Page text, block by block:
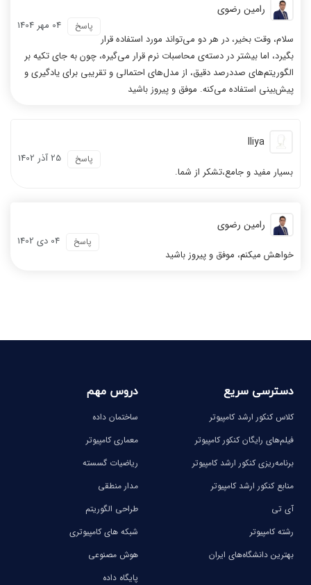
رامین رضوی
04 مهر 1404 پاسخ
سلام، وقت بخیر، در هر دو می‌تواند مورد استفاده قرار
بگیرد، اما بیشتر در دسته‌ی محاسبات نرم قرار می‌گیره، چون به جای تکیه بر
الگوریتم‌های صددرصد دقیق، از مدل‌های احتمالی و تقریبی برای یادگیری و
پیش‌بینی استفاده می‌کنه. موفق و پیروز باشید
Iliya
25 آذر 1402 پاسخ
بسیار مفید و جامع،تشکر از شما.
رامین رضوی
04 دی 1402 پاسخ
خواهش میکنم، موفق و پیروز باشید
دسترسی سریع
کلاس کنکور ارشد کامپیوتر
فیلم‌های رایگان کنکور کامپیوتر
برنامه‌ریزی کنکور ارشد کامپیوتر
منابع کنکور ارشد کامپیوتر
آی تی
رشته کامپیوتر
بهترین دانشگاه‌های ایران
دروس مهم
ساختمان داده
معماری کامپیوتر
ریاضیات گسسته
مدار منطقی
طراحی الگوریتم
شبکه های کامپیوتری
هوش مصنوعی
پایگاه داده